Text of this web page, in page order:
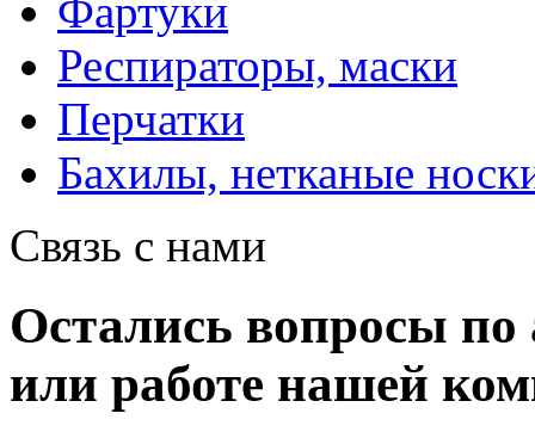
Фартуки
Респираторы, маски
Перчатки
Бахилы, нетканые
Связь с нами
Остались вопросы по
или работе нашей